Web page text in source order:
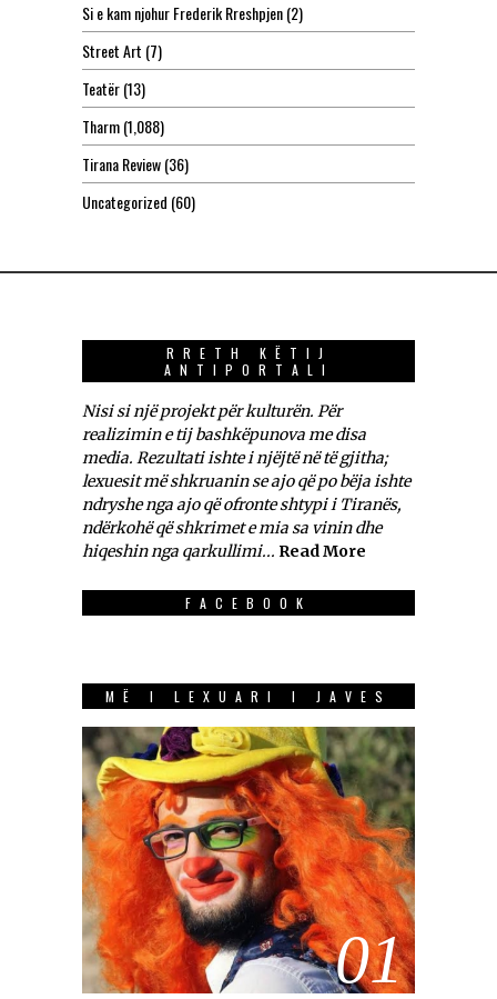
Si e kam njohur Frederik Rreshpjen(2)
Street Art (7)
Teatër(13)
Tharm(1,088)
Tirana Review(36)
Uncategorized (60)
RRETH KËTIJ
ANTIPORTALI
Nisi si një projekt për kulturën. Për
realizimin e tij bashkëpunova me disa
media. Rezultati ishte i njëjtë në të gjitha;
lexuesit më shkruanin se ajo që po bëja ishte
ndryshe nga ajo që ofronte shtypi i Tiranës,
ndërkohë që shkrimet e mia sa vinin dhe
hiqeshin nga qarkullimi... Read More
FACEBOOK
MË I LEXUARI I JAVES
01